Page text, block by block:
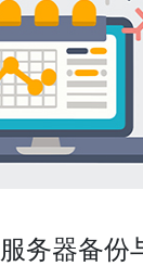
务器备份